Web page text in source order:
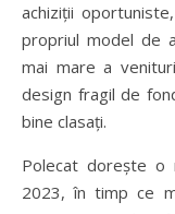
achiziții
propriul model de
mai mare a
design fragil de
bine clasați.
Polecat dorește o
2023, în timp ce